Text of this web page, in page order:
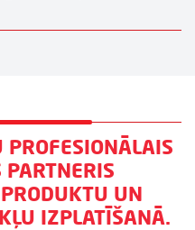
PROFESIONĀLAIS
UN
IZPLATĪŠANĀ.